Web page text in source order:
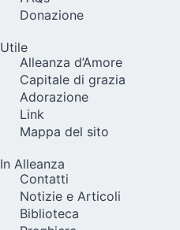
Donazione
Utile
Alleanza d’Amore
Capitale di grazia
Adorazione
Link
Mappa del sito
In Alleanza
Contatti
Notizie e Articoli
Biblioteca